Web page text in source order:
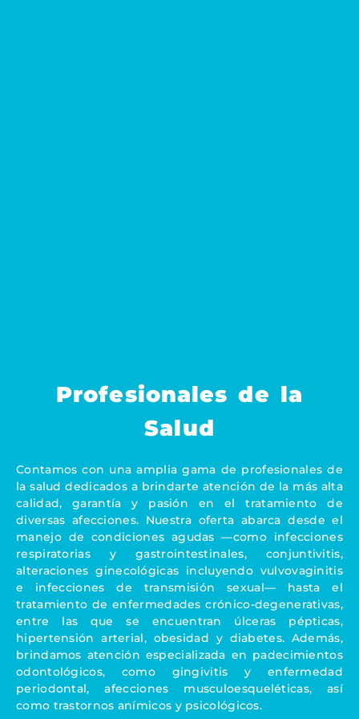
Profesionales de la
Salud
Contamos con una amplia gama de profesionales de
la salud dedicados a brindarte atención de la más alta
calidad, garantía y pasión en el tratamiento de
diversas afecciones. Nuestra oferta abarca desde el
manejo de condiciones agudas —como infecciones
respiratorias y gastrointestinales, conjuntivitis,
alteraciones ginecológicas incluyendo vulvovaginitis
e infecciones de transmisión sexual— hasta el
tratamiento de enfermedades crónico-degenerativas,
entre las que se encuentran úlceras pépticas,
hipertensión arterial, obesidad y diabetes. Además,
brindamos atención especializada en padecimientos
odontológicos, como gingivitis y enfermedad
periodontal, afecciones musculoesqueléticas, así
como trastornos anímicos y psicológicos.